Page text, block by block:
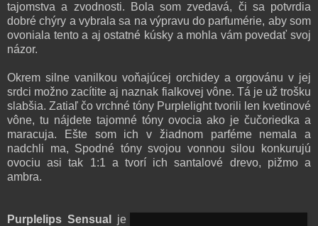
tajomstva a zvodnosti. Bola som zvedavá, či sa potvrdia
dobré chýry a vybrala sa na výpravu do parfumérie, aby som
ovoniala tento a aj ostatné kúsky a mohla vám povedať svoj
názor.
Okrem silne vanilkou voňajúcej orchidey a orgovánu v jej
srdci možno zacítite aj naznak fialkovej vône. Tá je už trošku
slabšia. Zatiaľ čo vrchné tóny Purplelight tvorili len kvetinové
vône, tu nájdete tajomné tóny ovocia ako je čučoriedka a
maracuja. Ešte som ich v žiadnom parféme nemala a
nadchli ma, Spodné tóny svojou vonnou silou konkurujú
ovociu asi tak 1:1 a tvorí ich santalové drevo, pižmo a
ambra.
Purplelips Sensual
je